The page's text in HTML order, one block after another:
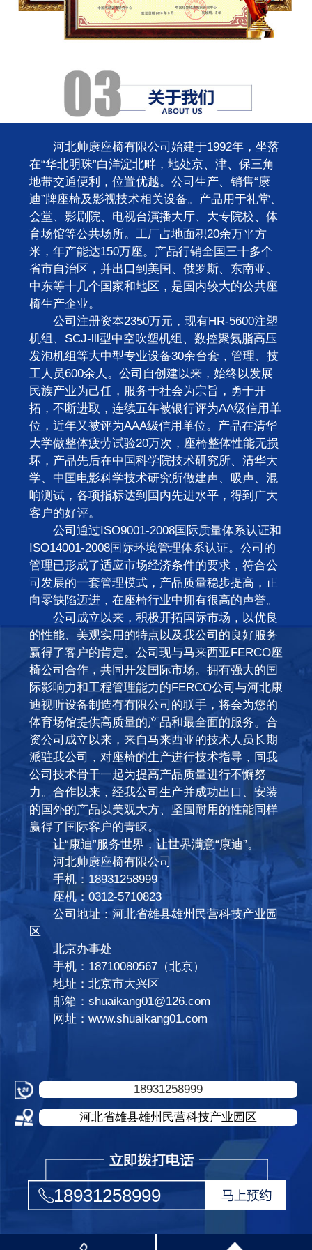
河北帅康座椅有限公司始建于1992年，坐落
在“华北明珠”白洋淀北畔，地处京、津、保三角
地带交通便利，位置优越。公司生产、销售“康
迪”牌座椅及影视技术相关设备。产品用于礼堂、
会堂、影剧院、电视台演播大厅、大专院校、体
育场馆等公共场所。工厂占地面积20余万平方
米，年产能达150万座。产品行销全国三十多个
省市自治区，并出口到美国、俄罗斯、东南亚、
中东等十几个国家和地区，是国内较大的公共座
椅生产企业。
公司注册资本2350万元，现有HR-5600注塑
机组、SCJ-lll型中空吹塑机组、数控聚氨脂高压
发泡机组等大中型专业设备30余台套，管理、技
工人员600余人。公司自创建以来，始终以发展
民族产业为己任，服务于社会为宗旨，勇于开
拓，不断进取，连续五年被银行评为AA级信用单
位，近年又被评为AAA级信用单位。产品在清华
大学做整体疲劳试验20万次，座椅整体性能无损
坏，产品先后在中国科学院技术研究所、清华大
学、中国电影科学技术研究所做建声、吸声、混
响测试，各项指标达到国内先进水平，得到广大
客户的好评。
公司通过ISO9001-2008国际质量体系认证和
ISO14001-2008国际环境管理体系认证。公司的
管理已形成了适应市场经济条件的要求，符合公
司发展的一套管理模式，产品质量稳步提高，正
向零缺陷迈进，在座椅行业中拥有很高的声誉。
公司成立以来，积极开拓国际市场，以优良
的性能、美观实用的特点以及我公司的良好服务
赢得了客户的肯定。公司现与马来西亚FERCO座
椅公司合作，共同开发国际市场。拥有强大的国
际影响力和工程管理能力的FERCO公司与河北康
迪视听设备制造有有限公司的联手，将会为您的
体育场馆提供高质量的产品和最全面的服务。合
资公司成立以来，来自马来西亚的技术人员长期
派驻我公司，对座椅的生产进行技术指导，同我
公司技术骨干一起为提高产品质量进行不懈努
力。合作以来，经我公司生产并成功出口、安装
的国外的产品以美观大方、坚固耐用的性能同样
赢得了国际客户的青睐。
让“康迪”服务世界，让世界满意“康迪”。
河北帅康座椅有限公司
手机：18931258999
座机：0312-5710823
公司地址：河北省雄县雄州民营科技产业园
区
北京办事处
手机：18710080567（北京）
地址：北京市大兴区
邮箱：shuaikang01@126.com
网址：www.shuaikang01.com
18931258999
河北省雄县雄州民营科技产业园区
18931258999